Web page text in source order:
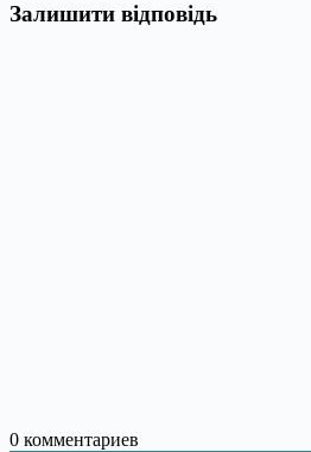
Залишити відповідь
0 комментариев